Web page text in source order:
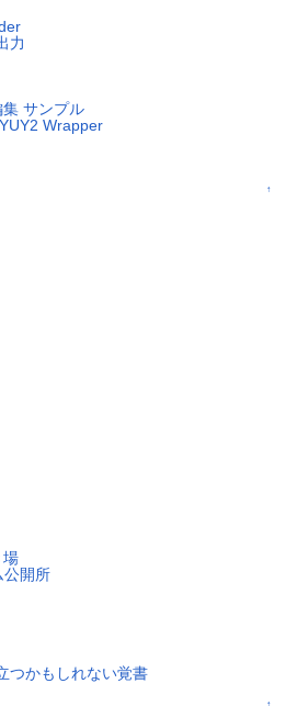
力
サンプル
Wrapper
↑
場
公開所
つかもしれない覚書
↑